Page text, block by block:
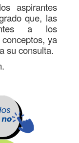
aspirantes
que, las
a los
ya
su consulta.